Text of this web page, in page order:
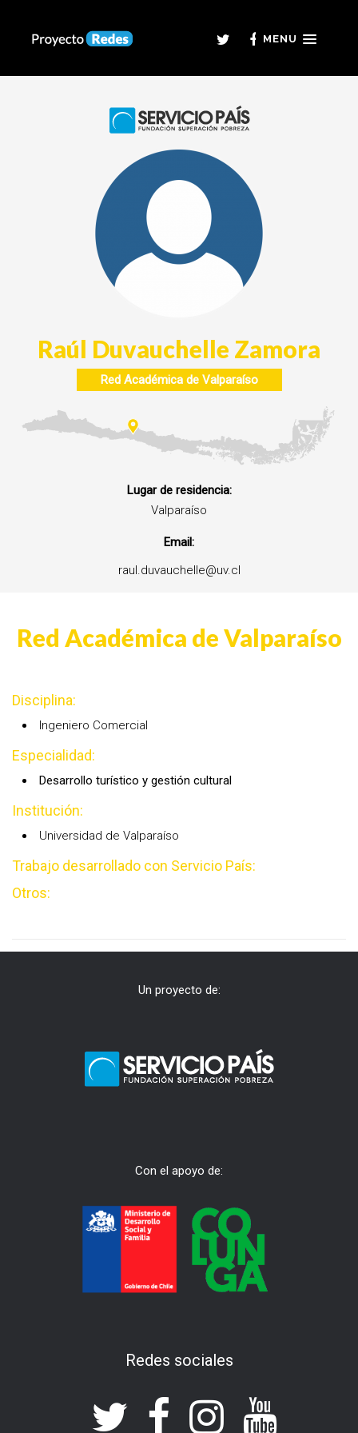
MENU
Raúl Duvauchelle Zamora
Red Académica de Valparaíso
Lugar de residencia:
Valparaíso
Email:
raul.duvauchelle@uv.cl
Red Académica de Valparaíso
Disciplina:
Ingeniero Comercial
Especialidad:
Desarrollo turístico y gestión cultural
Institución:
Universidad de Valparaíso
Trabajo desarrollado con Servicio País:
Otros:
Un proyecto de:
Con el apoyo de:
Redes sociales